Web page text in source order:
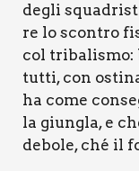
degli
re lo scon­tro
col tri­ba­li­smo:
tut­ti, con
ha come
la giun­gla, e
debo­le, ché il